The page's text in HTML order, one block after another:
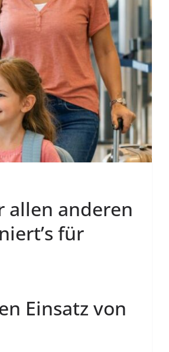
allen anderen
für
Einsatz von
Geld verdienen
06.08.2026 Derablo